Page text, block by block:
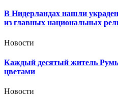
В Нидерландах нашли
из главных национальных
Новости
Каждый десятый житель
цветами
Новости